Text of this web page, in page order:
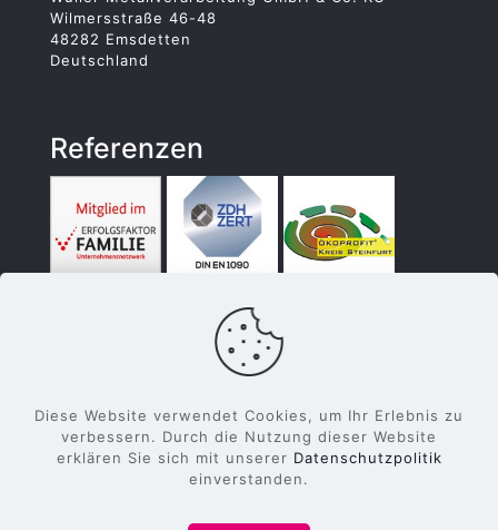
Wilmersstraße 46-48
48282 Emsdetten
Deutschland
Referenzen
KG
Diese Website verwendet Cookies, um Ihr Erlebnis zu
verbessern. Durch die Nutzung dieser Website
erklären Sie sich mit unserer Datenschutzpolitik
einverstanden.